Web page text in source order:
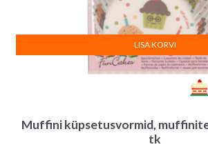
Muffini küpsetusvormid,
tk
LISA KORVI